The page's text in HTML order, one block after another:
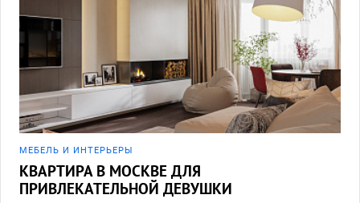
МЕБЕЛЬ И ИНТЕРЬЕРЫ
КВАРТИРА В МОСКВЕ ДЛЯ
ПРИВЛЕКАТЕЛЬНОЙ ДЕВУШКИ